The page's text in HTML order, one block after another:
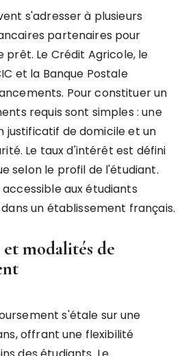
s'adresser à plusieurs
partenaires pour
Le Crédit Agricole, le
et la Banque Postale
Pour constituer un
requis sont simples : une
justificatif de domicile et un
Le taux d'intérêt est défini
selon le profil de l'étudiant.
aux étudiants
un établissement français.
et modalités de
s'étale sur une
offrant une flexibilité